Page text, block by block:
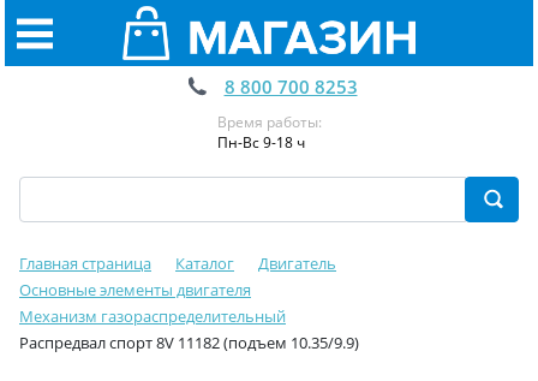
8 800 700 8253
Время работы:
Пн-Вс 9-18 ч
Главная страница Каталог
Двигатель
Основные элементы двигателя
Механизм газораспределительный
Распредвал спорт 8V 11182 (подъем 10.35/9.9)